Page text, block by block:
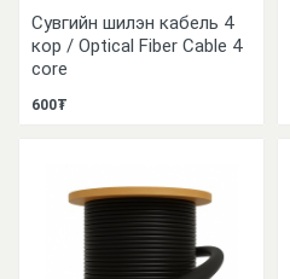
Сувгийн шилэн кабель 4
кор / Optical Fiber Cable 4
core
600₮